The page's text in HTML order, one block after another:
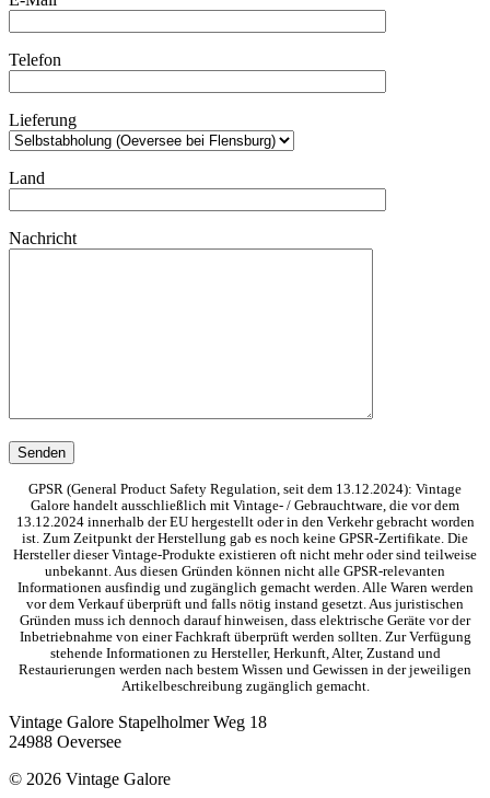
Telefon
Lieferung
Land
Nachricht
GPSR (General Product Safety Regulation, seit dem 13.12.2024): Vintage
Galore handelt ausschließlich mit Vintage- / Gebrauchtware, die vor dem
13.12.2024 innerhalb der EU hergestellt oder in den Verkehr gebracht worden
ist. Zum Zeitpunkt der Herstellung gab es noch keine GPSR-Zertifikate. Die
Hersteller dieser Vintage-Produkte existieren oft nicht mehr oder sind teilweise
unbekannt. Aus diesen Gründen können nicht alle GPSR-relevanten
Informationen ausfindig und zugänglich gemacht werden. Alle Waren werden
vor dem Verkauf überprüft und falls nötig instand gesetzt. Aus juristischen
Gründen muss ich dennoch darauf hinweisen, dass elektrische Geräte vor der
Inbetriebnahme von einer Fachkraft überprüft werden sollten. Zur Verfügung
stehende Informationen zu Hersteller, Herkunft, Alter, Zustand und
Restaurierungen werden nach bestem Wissen und Gewissen in der jeweiligen
Artikelbeschreibung zugänglich gemacht.
Vintage Galore Stapelholmer Weg 18
24988 Oeversee
© 2026 Vintage Galore